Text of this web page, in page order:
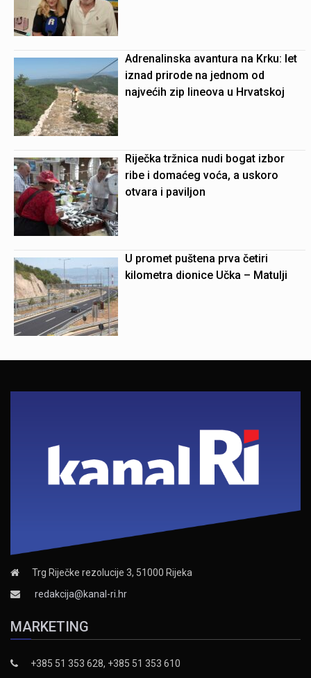
Adrenalinska avantura na Krku: let
iznad prirode na jednom od
najvećih zip lineova u Hrvatskoj
Riječka tržnica nudi bogat izbor
ribe i domaćeg voća, a uskoro
otvara i paviljon
U promet puštena prva četiri
kilometra dionice Učka – Matulji
Trg Riječke rezolucije 3, 51000 Rijeka
redakcija@kanal-ri.hr
MARKETING
+385 51 353 628, +385 51 353 610